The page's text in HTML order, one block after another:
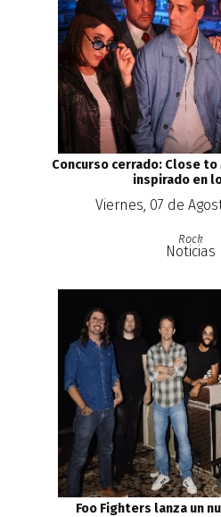
Concurso cerrado: Close to
inspirado en
Viernes, 07 de
Rock
Noticias
Foo Fighters lanza un